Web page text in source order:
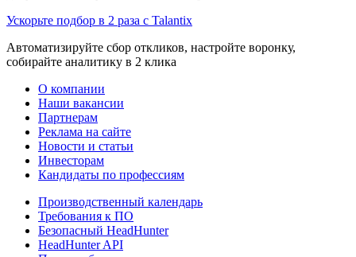
Ускорьте подбор в 2 раза с Talantix
Автоматизируйте сбор откликов, настройте воронку,
собирайте аналитику в 2 клика
О компании
Наши вакансии
Партнерам
Реклама на сайте
Новости и статьи
Инвесторам
Кандидаты по профессиям
Производственный календарь
Требования к ПО
Безопасный HeadHunter
HeadHunter API